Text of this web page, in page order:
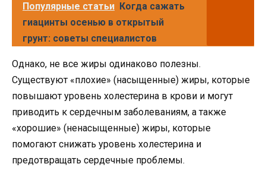
Популярные статьи Когда сажать
гиацинты осенью в открытый
грунт: советы специалистов
Однако, не все жиры одинаково полезны.
Существуют «плохие» (насыщенные) жиры, которые
повышают уровень холестерина в крови и могут
приводить к сердечным заболеваниям, а также
«хорошие» (ненасыщенные) жиры, которые
помогают снижать уровень холестерина и
предотвращать сердечные проблемы.